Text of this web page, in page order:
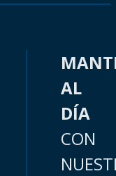
AL
DÍA
CON